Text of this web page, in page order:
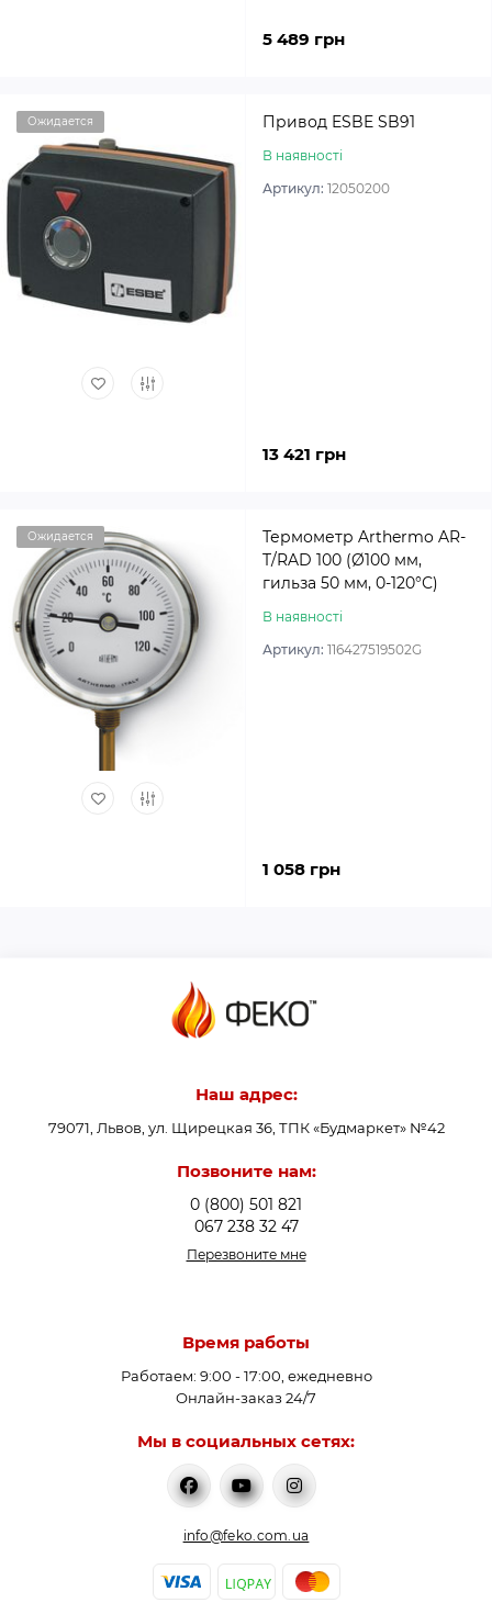
5 489 грн
Ожидается Привод ESBE SB91
В наявності
Артикул: 12050200
13 421 грн
Ожидается
Термометр Arthermo AR-
T/RAD 100 (Ø100 мм,
гильза 50 мм, 0-120°С)
В наявності
Артикул: 116427519502G
1 058 грн
Наш адрес:
79071, Львов, ул. Щирецкая 36, ТПК «Будмаркет» №42
Позвоните нам:
0 (800) 501 821
067 238 32 47
Перезвоните мне
Время работы
Работаем: 9:00 - 17:00, ежедневно
Онлайн-заказ 24/7
Мы в социальных сетях:
info@feko.com.ua